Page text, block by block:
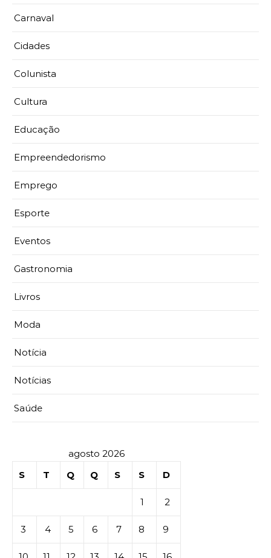
Carnaval
Cidades
Colunista
Cultura
Educação
Empreendedorismo
Emprego
Esporte
Eventos
Gastronomia
Livros
Moda
Notícia
Notícias
Saúde
agosto 2026
S
T Q Q S S D
1 2
3 4 5 6 7 8 9